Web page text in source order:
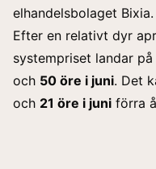
elhandelsbolaget Bixia.
Efter en relativt dyr
systempriset landar på
och 50 öre i juni. Det
och 21 öre i juni förra